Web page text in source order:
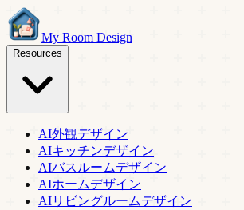
My Room Design
Resources
AI外観デザイン
AIキッチンデザイン
AIバスルームデザイン
AIホームデザイン
AIリビングルームデザイン